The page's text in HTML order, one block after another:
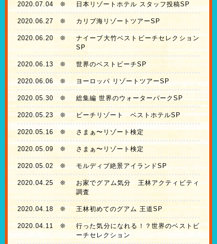
2020.07.04 ❊ 日本リゾートホテル スタッフ投稿SP
2020.06.27 ❊ カリブ海リゾートツアーSP
2020.06.20 ❊
ナイーブ大竹ベストビーチセレクション
SP
2020.06.13 ❊ 世界のベストビーチSP
2020.06.06 ❊ ヨーロッパ リゾートツアーSP
2020.05.30 ❊ 総集編 世界のウォーターパークSP
2020.05.23❊ ビーチリゾート ベストホテルSP
2020.05.16 ❊ さまぁ〜リゾート検定
2020.05.09 ❊ さまぁ〜リゾート検定
2020.05.02❊ モルディブ絶景アイランドSP
2020.04.25 ❊
お家でグアム気分 王林アクティビティ
調査
2020.04.18❊ 王林初めてのグアム 王道SP
2020.04.11❊
行った気分になれる！？世界のベストビ
ーチセレクション